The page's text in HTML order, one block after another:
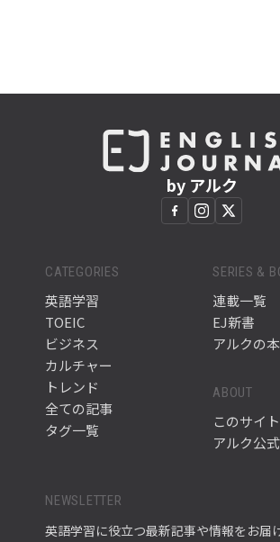
by アルク
CATEGORIES
英語学習
TOEIC
ビジネス
カルチャー
トレンド
全ての記事
タグ一覧
SERIES &
連載一覧
EJ新書
アルクの本
ABOUT
このサイ
アルク公
NEWSLETTER
英語学習に役立つ最新記事や情報をお届